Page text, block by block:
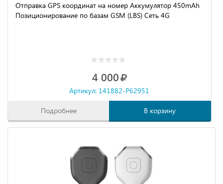
Отправка GPS координат на номер Аккумулятор 450mAh
Позиционирование по базам GSM (LBS) Сеть 4G
4 000
Артикул: 141882-P62951
Подробнее В корзину